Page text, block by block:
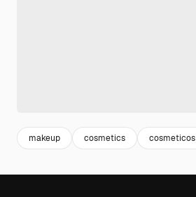
makeup cosmetics cosmeticos